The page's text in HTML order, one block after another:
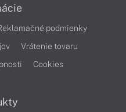
podmienky
Vrátenie tovaru
Cookies